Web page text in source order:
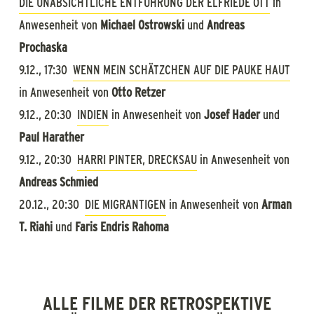
ist mehr als nur Kabarettfilm.
Lange vor Laurel & Hardy etablieren sich Cocl & Seff als
eines der ersten Slapstickduos der Filmgeschichte. Hans
Moser grantelt sich über Jahrzehnte in die Herzen seines
Publikums und gilt noch heute als Inbegriff des Wiener
Volksschauspielers. Mit dem Wirtschaftsaufschwung der
1950er-Jahre halten die unbekümmerten Sonnyboys und
Schlagersternchen Einzug in die heimischen Kinos. Als man
vom Verkleidungs- und Verwechslungsklamauk langsam
genug hat, findet eine jüngere Generation neue Formen der
Anwesenheit von Michael Ostrowski und Andreas
Prochaska
9.12., 17:30 WENN MEIN SCHÄTZCHEN AUF DIE PAUKE HAUT
in Anwesenheit von Otto Retzer
9.12., 20:30 INDIEN in Anwesenheit von Josef Haderund
Paul Harather
9.12., 20:30 HARRI PINTER, DRECKSAU in Anwesenheit von
Andreas Schmied
20.12., 20:30 DIE MIGRANTIGEN in Anwesenheit von Arman
T. Riahi und Faris Endris Rahoma
ALLE FILME DER RETROSPEKTIVE